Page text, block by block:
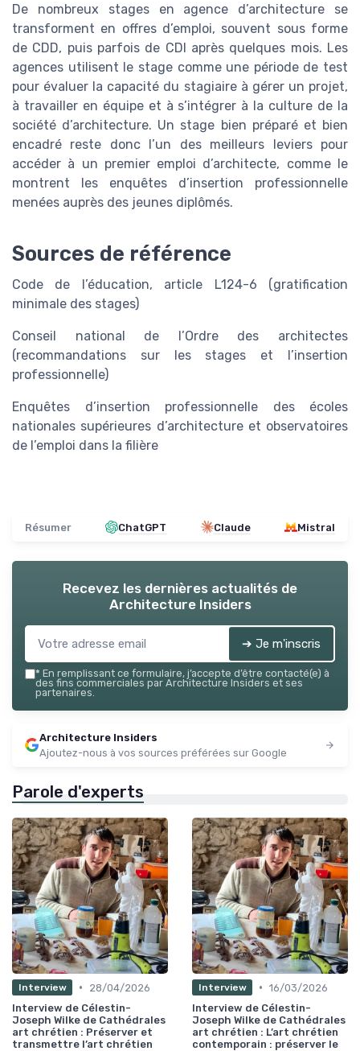
De nombreux stages en agence d’architecture se
transforment en offres d’emploi, souvent sous forme
de CDD, puis parfois de CDI après quelques mois. Les
agences utilisent le stage comme une période de test
pour évaluer la capacité du stagiaire à gérer un projet,
à travailler en équipe et à s’intégrer à la culture de la
société d’architecture. Un stage bien préparé et bien
encadré reste donc l’un des meilleurs leviers pour
accéder à un premier emploi d’architecte, comme le
montrent les enquêtes d’insertion professionnelle
menées auprès des jeunes diplômés.
Sources de référence
Code de l’éducation, article L124-6 (gratification
minimale des stages)
Conseil national de l’Ordre des architectes
(recommandations sur les stages et l’insertion
professionnelle)
Enquêtes d’insertion professionnelle des écoles
nationales supérieures d’architecture et observatoires
de l’emploi dans la filière
Résumer ChatGPT Claude Mistral
Recevez les dernières actualités de
Architecture Insiders
➔ Je m'inscris
* En remplissant ce formulaire, j’accepte d’être contacté(e) à
des fins commerciales par Architecture Insiders et ses
partenaires.
Architecture Insiders
Ajoutez-nous à vos sources préférées sur Google
Parole d'experts
Interview •
28/04/2026
Interview de Célestin-
Joseph Wilke de Cathédrales
art chrétien : Préserver et
transmettre l’art chrétien
Interview • 16/03/2026
Interview de Célestin-
Joseph Wilke de Cathédrales
art chrétien : L’art chrétien
contemporain : préserver le